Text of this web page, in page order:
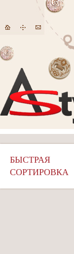
БЫСТРАЯ
СОРТИРОВКА